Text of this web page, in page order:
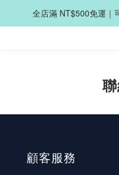
全店滿 NT$500免運｜
顧客服務